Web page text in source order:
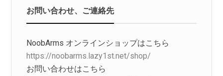
お問い合わせ、ご連絡先
NoobArms オンラインショップはこちら
https://noobarms.lazy1st.net/shop/
お問い合わせはこちら